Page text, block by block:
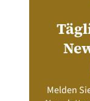
Melden